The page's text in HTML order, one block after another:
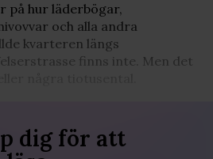
på hur läderbögar,
och alla andra
kvarteren längs
finns inte. Men det
dig för att